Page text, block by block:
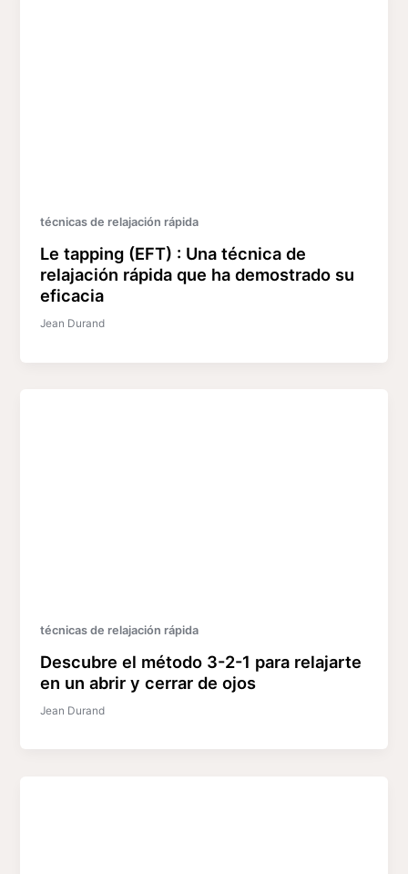
técnicas de relajación rápida
Le tapping (EFT) : Una técnica de
relajación rápida que ha demostrado su
eficacia
Jean Durand
técnicas de relajación rápida
Descubre el método 3-2-1 para relajarte
en un abrir y cerrar de ojos
Jean Durand